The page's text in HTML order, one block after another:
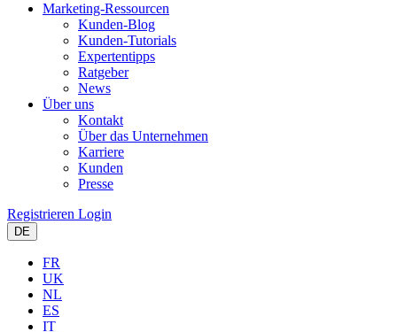
Marketing-Ressourcen
Kunden-Blog
Kunden-Tutorials
Expertentipps
Ratgeber
News
Über uns
Kontakt
Über das Unternehmen
Karriere
Kunden
Presse
Registrieren Login
DE
FR
UK
NL
ES
IT